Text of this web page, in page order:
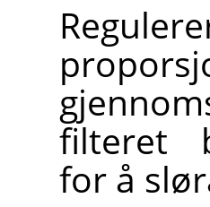
filteret
for å